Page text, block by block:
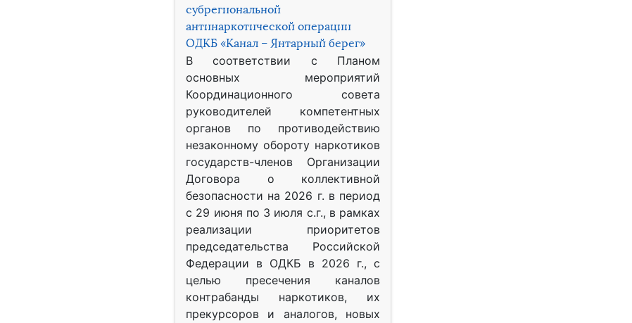
субрегиональной
антинаркотической операции
ОДКБ «Канал – Янтарный берег»
В соответствии с Планом
основных мероприятий
Координационного совета
руководителей компетентных
органов по противодействию
незаконному обороту наркотиков
государств-членов Организации
Договора о коллективной
безопасности на 2026 г. в период
с 29 июня по 3 июля с.г., в рамках
реализации приоритетов
председательства Российской
Федерации в ОДКБ в 2026 г., с
целью пресечения каналов
контрабанды наркотиков, их
прекурсоров и аналогов, новых